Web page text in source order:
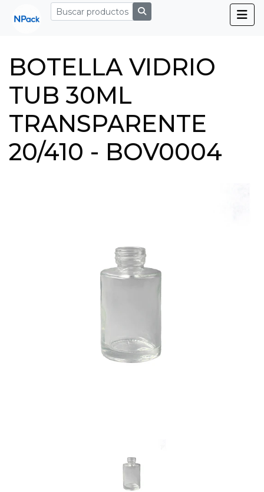
BOTELLA VIDRIO
TUB 30ML
TRANSPARENTE
20/410 - BOV0004